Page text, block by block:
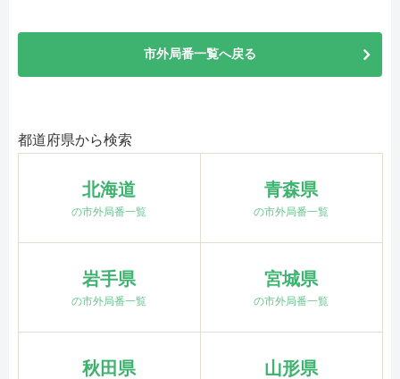
市外局番一覧へ戻る
都道府県から検索
北海道
の市外局番一覧
青森県
の市外局番一覧
岩手県
の市外局番一覧
宮城県
の市外局番一覧
秋田県 山形県